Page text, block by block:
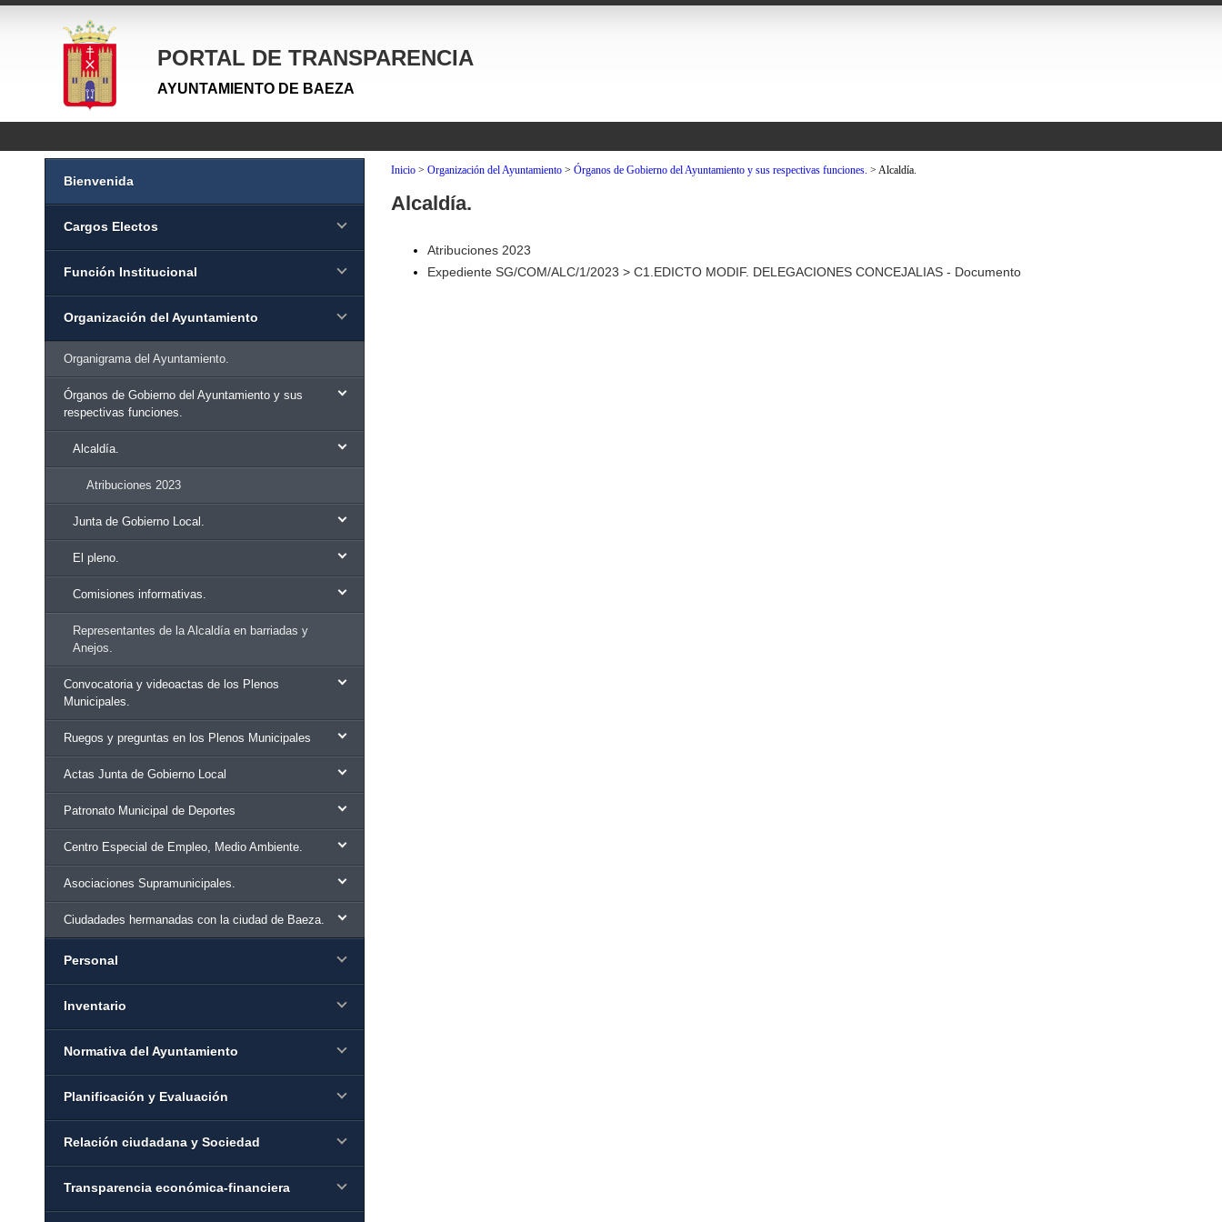
PORTAL DE TRANSPARENCIA
AYUNTAMIENTO DE BAEZA
Bienvenida
Cargos Electos
Función Institucional
Organización del Ayuntamiento
Organigrama del Ayuntamiento.
Órganos de Gobierno del Ayuntamiento y sus
respectivas funciones.
Alcaldía.
Atribuciones 2023
Junta de Gobierno Local.
El pleno.
Comisiones informativas.
Representantes de la Alcaldía en barriadas y
Anejos.
Convocatoria y videoactas de los Plenos
Municipales.
Ruegos y preguntas en los Plenos Municipales
Actas Junta de Gobierno Local
Patronato Municipal de Deportes
Centro Especial de Empleo, Medio Ambiente.
Asociaciones Supramunicipales.
Ciudadades hermanadas con la ciudad de Baeza.
Personal
Inventario
Normativa del Ayuntamiento
Planificación y Evaluación
Relación ciudadana y Sociedad
Transparencia económica-financiera
Inicio> Organización del Ayuntamiento> Órganos de Gobierno del Ayuntamiento y sus respectivas funciones. > Alcaldía.
Alcaldía.
Atribuciones 2023
Expediente SG/COM/ALC/1/2023 > C1.EDICTO MODIF. DELEGACIONES CONCEJALIAS - Documento